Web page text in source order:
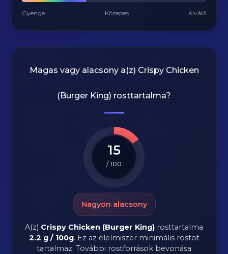
Gyenge Közepes Kiváló
Magas vagy alacsony a(z) Crispy Chicken
(Burger King) rosttartalma?
15
/ 100
Nagyon alacsony
A(z) Crispy Chicken (Burger King) rosttartalma
2.2 g / 100g. Ez az élelmiszer minimális rostot
tartalmaz. További rostforrások bevonása